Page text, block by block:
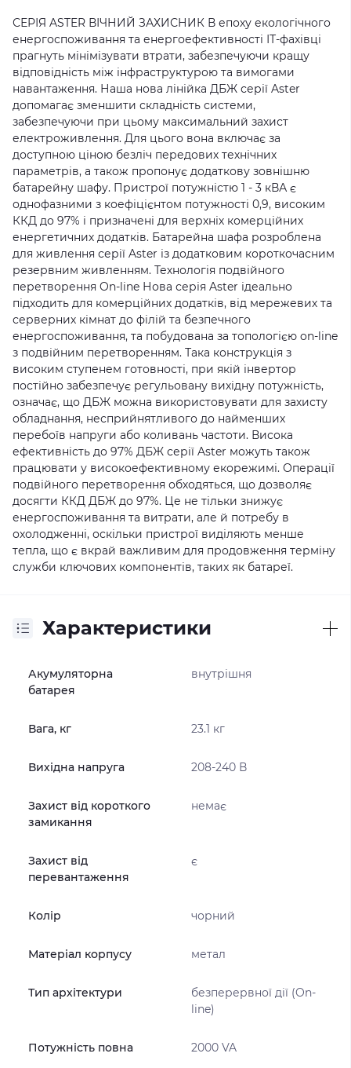
СЕРІЯ ASTER ВІЧНИЙ ЗАХИСНИК В епоху екологічного
енергоспоживання та енергоефективності ІТ-фахівці
прагнуть мінімізувати втрати, забезпечуючи кращу
відповідність між інфраструктурою та вимогами
навантаження. Наша нова лінійка ДБЖ серії Aster
допомагає зменшити складність системи,
забезпечуючи при цьому максимальний захист
електроживлення. Для цього вона включає за
доступною ціною безліч передових технічних
параметрів, а також пропонує додаткову зовнішню
батарейну шафу. Пристрої потужністю 1 - 3 кВА є
однофазними з коефіцієнтом потужності 0,9, високим
ККД до 97% і призначені для верхніх комерційних
енергетичних додатків. Батарейна шафа розроблена
для живлення серії Aster із додатковим короткочасним
резервним живленням. Технологія подвійного
перетворення On-line Нова серія Aster ідеально
підходить для комерційних додатків, від мережевих та
серверних кімнат до філій та безпечного
енергоспоживання, та побудована за топологією on-line
з подвійним перетворенням. Така конструкція з
високим ступенем готовності, при якій інвертор
постійно забезпечує регульовану вихідну потужність,
означає, що ДБЖ можна використовувати для захисту
обладнання, несприйнятливого до найменших
перебоїв напруги або коливань частоти. Висока
ефективність до 97% ДБЖ серії Aster можуть також
працювати у високоефективному екорежимі. Операції
подвійного перетворення обходяться, що дозволяє
досягти ККД ДБЖ до 97%. Це не тільки знижує
енергоспоживання та витрати, але й потребу в
охолодженні, оскільки пристрої виділяють менше
тепла, що є вкрай важливим для продовження терміну
служби ключових компонентів, таких як батареї.
Характеристики
Акумуляторна
батарея
внутрішня
Вага, кг 23.1 кг
Вихідна напруга 208-240 В
Захист від короткого
замикання
немає
Захист від
перевантаження
є
Колір чорний
Матеріал корпусу метал
Тип архітектури
безперервної дії (On-
line)
Потужність повна 2000 VA